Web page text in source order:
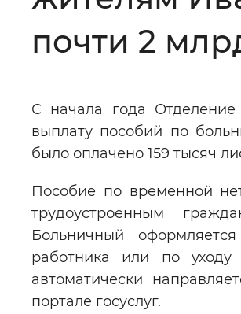
Звуковой ассистент:
Вернуть
почти 2
С начала года
выплату пособий по
было оплачено 159 тысяч
Пособие по временной
трудоустроенным
Больничный
работника или по
автоматически
портале госуслуг.